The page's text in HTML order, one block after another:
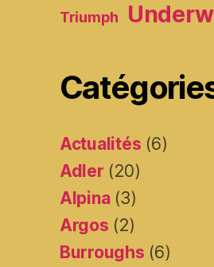
Triumph
Actualités (6)
Adler (20)
Alpina(3)
Argos (2)
Burroughs (6)